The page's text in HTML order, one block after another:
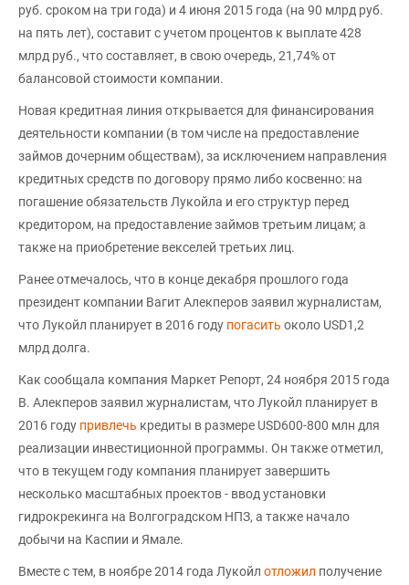
руб. сроком на три года) и 4 июня 2015 года (на 90 млрд руб.
на пять лет), составит с учетом процентов к выплате 428
млрд руб., что составляет, в свою очередь, 21,74% от
балансовой стоимости компании.
Новая кредитная линия открывается для финансирования
деятельности компании (в том числе на предоставление
займов дочерним обществам), за исключением направления
кредитных средств по договору прямо либо косвенно: на
погашение обязательств Лукойла и его структур перед
кредитором, на предоставление займов третьим лицам; а
также на приобретение векселей третьих лиц.
Ранее отмечалось, что в конце декабря прошлого года
президент компании Вагит Алекперов заявил журналистам,
что Лукойл планирует в 2016 году погасить около USD1,2
млрд долга.
Как сообщала компания Маркет Репорт, 24 ноября 2015 года
В. Алекперов заявил журналистам, что Лукойл планирует в
2016 году привлечь кредиты в размере USD600-800 млн для
реализации инвестиционной программы. Он также отметил,
что в текущем году компания планирует завершить
несколько масштабных проектов - ввод установки
гидрокрекинга на Волгоградском НПЗ, а также начало
добычи на Каспии и Ямале.
Вместе с тем, в ноябре 2014 года Лукойл отложил получение